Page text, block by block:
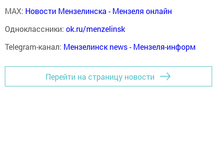
MAX: Новости Мензелинска - Мензеля онлайн
Одноклассники: ok.ru/menzelinsk
Telegram-канал: Мензелинск news - Мензеля-информ
Перейти на страницу новости